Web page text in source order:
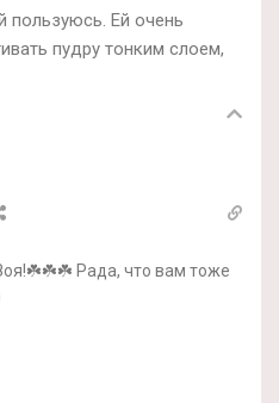
пользуюсь. Ей очень
пудру тонким слоем,
Рада, что вам тоже